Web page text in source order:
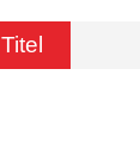
Titel